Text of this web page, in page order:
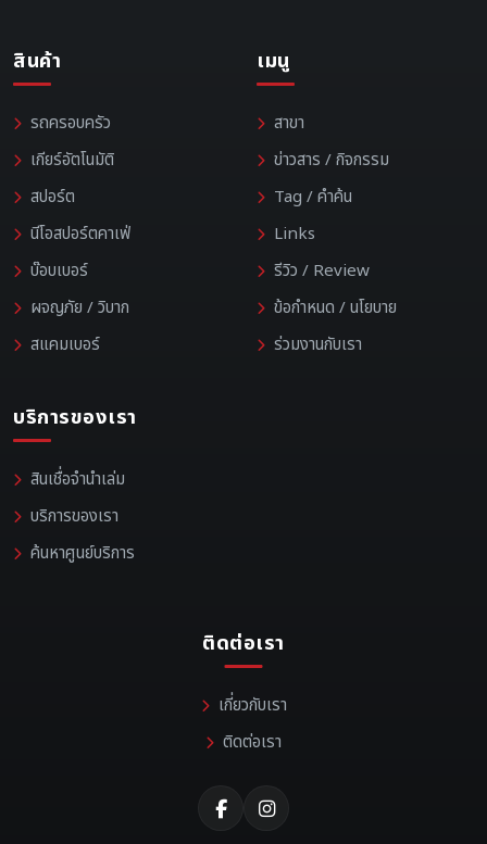
สินค้า
รถครอบครัว
เกียร์อัตโนมัติ
สปอร์ต
นีโอสปอร์ตคาเฟ่
บ๊อบเบอร์
ผจญภัย / วิบาก
สแคมเบอร์
เมนู
สาขา
ข่าวสาร / กิจกรรม
Tag / คำค้น
Links
รีวิว / Review
ข้อกำหนด / นโยบาย
ร่วมงานกับเรา
บริการของเรา
สินเชื่อจำนำเล่ม
บริการของเรา
ค้นหาศูนย์บริการ
ติดต่อเรา
เกี่ยวกับเรา
ติดต่อเรา